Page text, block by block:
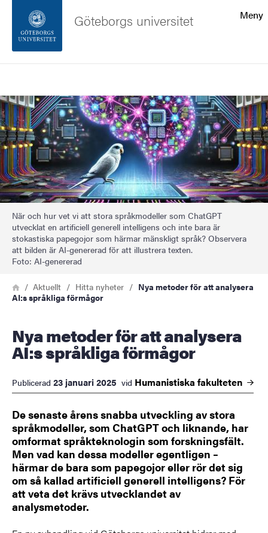
Sidfoten
Om webbplatsen
Meny
Göteborgs universitet
Bild
När och hur vet vi att stora språkmodeller som ChatGPT
utvecklat en artificiell generell intelligens och inte bara är
stokastiska papegojor som härmar mänskligt språk? Observera
att bilden är AI-genererad för att illustrera texten.
Foto: AI-genererad
Länkstig
HemAktuellt Hitta nyheter
Nya metoder för att analysera
AI:s språkliga förmågor
Nya metoder för att analysera
AI:s språkliga förmågor
Publicerad 23 januari 2025 vid Humanistiska fakulteten
De senaste årens snabba utveckling av stora
språkmodeller, som ChatGPT och liknande, har
omformat språkteknologin som forskningsfält.
Men vad kan dessa modeller egentligen –
härmar de bara som papegojor eller rör det sig
om så kallad artificiell generell intelligens? För
att veta det krävs utvecklandet av
analysmetoder.